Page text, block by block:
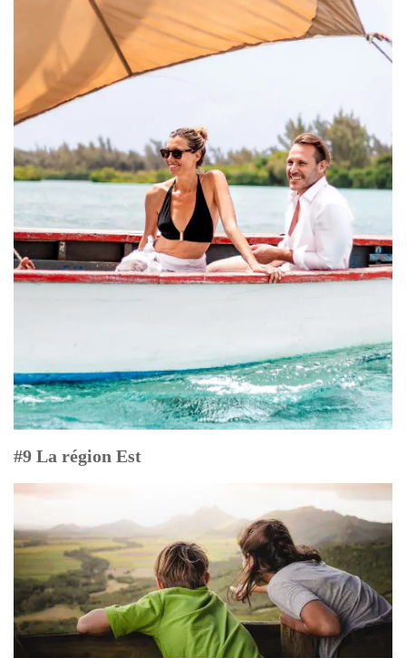
#9 La région Est